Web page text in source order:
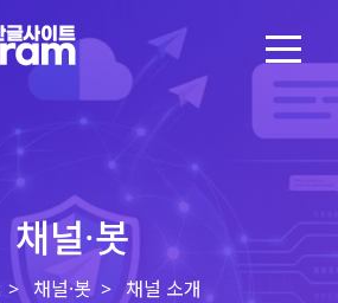
채널·봇
채널·봇 채널 소개